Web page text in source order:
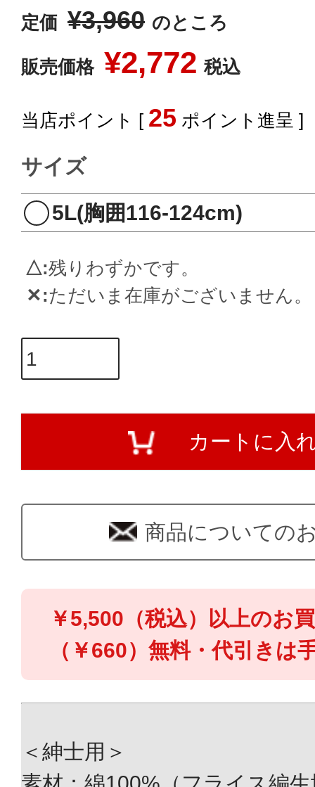
定価 ¥3,960 のところ
販売価格 ¥2,772 税込
[ 25 ポイント進呈 ]
サイズ
5L(胸囲116-124cm)
△ 残りわずかです。
✕ ただいま在庫がございません。
カートに入
商品についての
￥5,500（税込）以上のお
（￥660）無料・代引きは
＜紳士用＞